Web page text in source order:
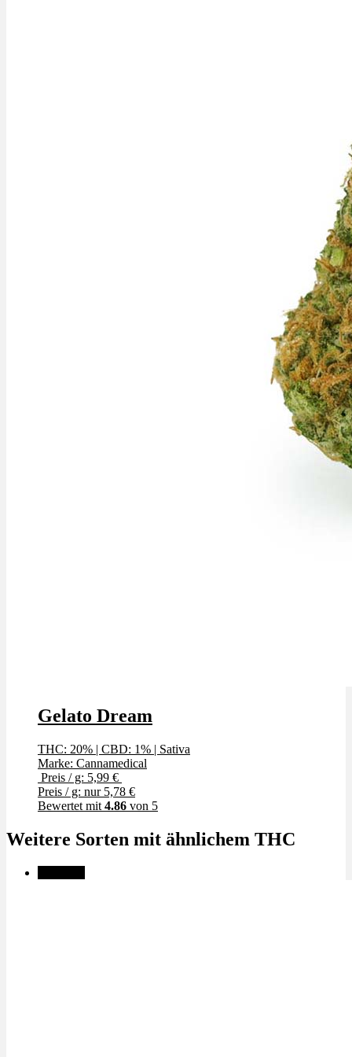
Gelato Dream
THC: 20% | CBD: 1% | Sativa
Marke: Cannamedical
Preis / g: 5,99 €
Preis / g: nur 5,78 €
Bewertet mit 4.86 von 5
Weitere Sorten mit ähnlichem THC